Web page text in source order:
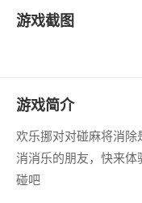
游戏截图
游戏简介
欢乐挪对对碰麻将消
消消乐的朋友，快来
碰吧